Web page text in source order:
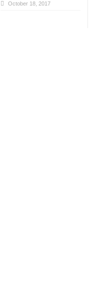
October 18, 2017